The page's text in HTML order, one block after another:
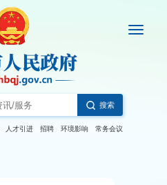
搜索
人才引进 招聘 环境影响 常务会议